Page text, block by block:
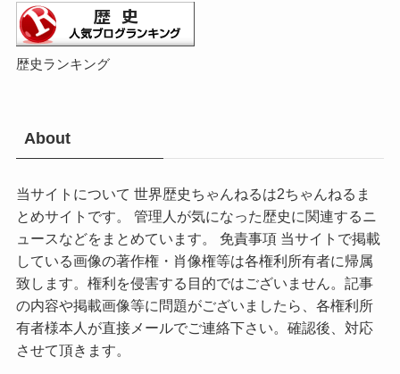
歴史ランキング
About
当サイトについて 世界歴史ちゃんねるは2ちゃんねるま
とめサイトです。 管理人が気になった歴史に関連するニ
ュースなどをまとめています。 免責事項 当サイトで掲載
している画像の著作権・肖像権等は各権利所有者に帰属
致します。権利を侵害する目的ではございません。記事
の内容や掲載画像等に問題がございましたら、各権利所
有者様本人が直接メールでご連絡下さい。確認後、対応
させて頂きます。